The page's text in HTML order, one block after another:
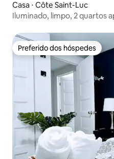
Casa ⋅ Côte Saint-Luc
Iluminado, limpo, 2 quartos
Preferido dos hóspedes
Preferido dos hóspedes